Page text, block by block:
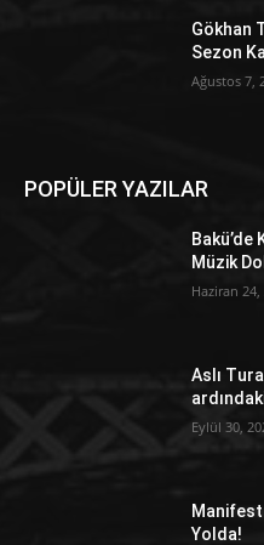
Gökhan
Sezon
Ağustos 7,
POPÜLER YAZILAR
Bakü’de
Müzik
Haziran 24,
Aslı
Eylül 30,
Manifest
Yolda!